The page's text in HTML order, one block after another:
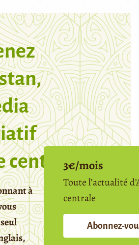
centrale
à
3€/mois
Toute l’actualité
centrale
Abonnez-